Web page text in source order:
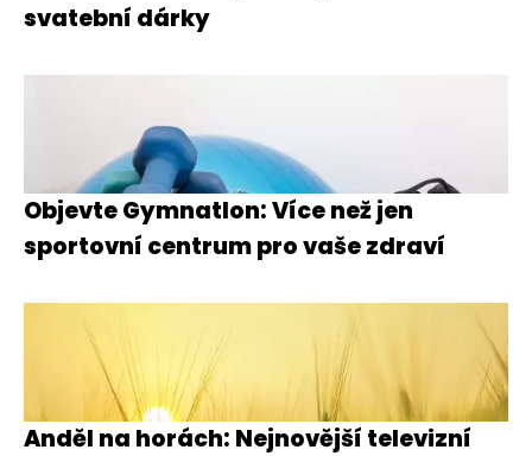
svatební dárky
Objevte Gymnatlon: Více než jen
sportovní centrum pro vaše zdraví
Anděl na horách: Nejnovější televizní